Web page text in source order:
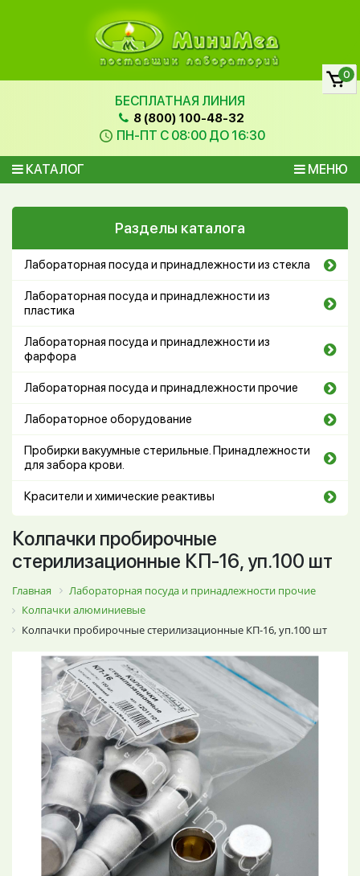
БЕСПЛАТНАЯ ЛИНИЯ
8 (800) 100-48-32
ПН-ПТ С 08:00 ДО 16:30
КАТАЛОГ МЕНЮ
0
Разделы каталога
Лабораторная посуда и принадлежности из стекла
Лабораторная посуда и принадлежности из
пластика
Лабораторная посуда и принадлежности из
фарфора
Лабораторная посуда и принадлежности прочие
Лабораторное оборудование
Пробирки вакуумные стерильные. Принадлежности
для забора крови.
Красители и химические реактивы
Колпачки пробирочные
стерилизационные КП-16, уп.100 шт
Главная
Лабораторная посуда и принадлежности прочие
Колпачки алюминиевые
Колпачки пробирочные стерилизационные КП-16, уп.100 шт